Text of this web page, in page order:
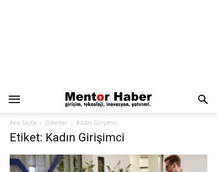
Ana Sayfa Etiketler Kadın Girişimci
Etiket: Kadın Girişimci